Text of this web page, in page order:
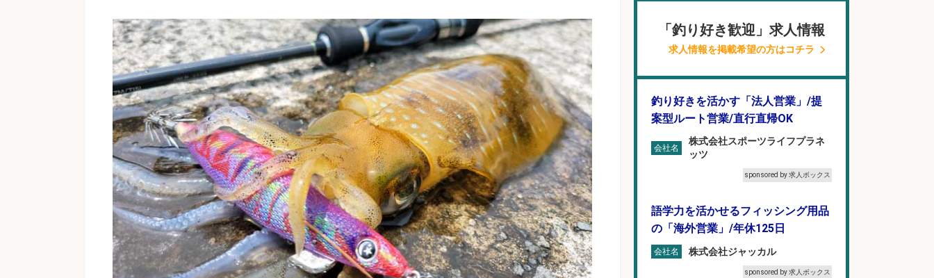
「釣り好き歓迎」求人情報
求人情報を掲載希望の方はコチラ
釣り好きを活かす「法人営業」/提
案型ルート営業/直行直帰OK
会社名
株式会社スポーツライフプラネ
ッツ
sponsored by 求人ボックス
語学力を活かせるフィッシング用品
の「海外営業」/年休125日
会社名 株式会社ジャッカル
sponsored by 求人ボックス